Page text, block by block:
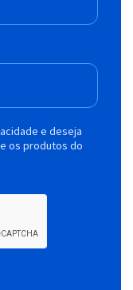
e deseja
os produtos do